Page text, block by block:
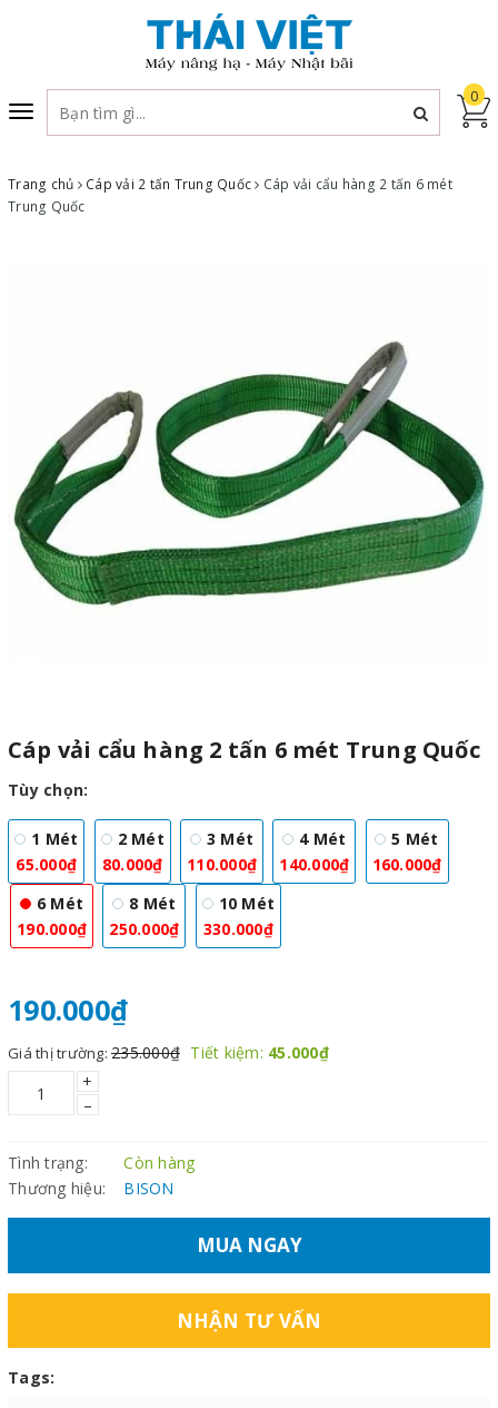
Toggle
navigation
0
Trang chủ Cáp vải 2 tấn Trung Quốc
Cáp vải cẩu hàng 2 tấn 6 mét
Trung Quốc
Cáp vải cẩu hàng 2 tấn 6 mét Trung Quốc
Tùy chọn:
1 Mét
65.000₫
2 Mét
80.000₫
3 Mét
110.000₫
4 Mét
140.000₫
5 Mét
160.000₫
6 Mét
190.000₫
8 Mét
250.000₫
10 Mét
330.000₫
190.000₫
Giá thị trường: 235.000₫ Tiết kiệm: 45.000₫
+
–
Tình trạng:
Còn hàng
Thương hiệu:
BISON
MUA NGAY
NHẬN TƯ VẤN
Tags: